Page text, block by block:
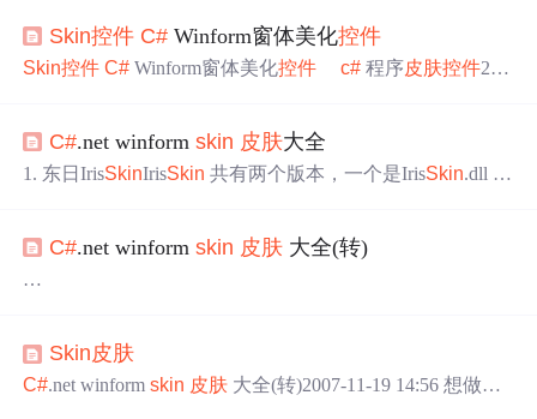
何通过简单的步骤和预定义模板快速上手winForm
控件，以实现个性化的应用程序界面设计。包括引用IrisSk
Skin控件 C# Winform窗体美化控件
Skin控件 C# Winform窗体美化控件 c# 程序皮肤控件200
览”，找到IrisSkin2.dll存放的位置，双击，你会发现多了个
“
SkinEngine”，确定。将公共控件里的“SkinEngine”，拖到
C#.net winformskin 皮肤大全
1. 东日IrisSkinIrisSkin 共有两个版本，一个是IrisSkin.dll 用
日还有两个很cool的Menu： MatrixMenu和WheelMenu。(详
C#.net winformskin 皮肤 大全(转)
考虑自己贴图实现。
1. 东日IrisSkin
Skin皮肤
C#.net winformskin 皮肤 大全(转)2007-11-19 14:56 想做一